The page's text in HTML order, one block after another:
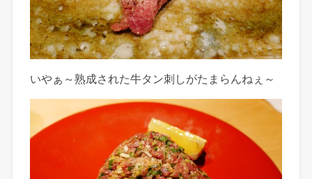
いやぁ～熟成された牛タン刺しがたまらんねぇ～